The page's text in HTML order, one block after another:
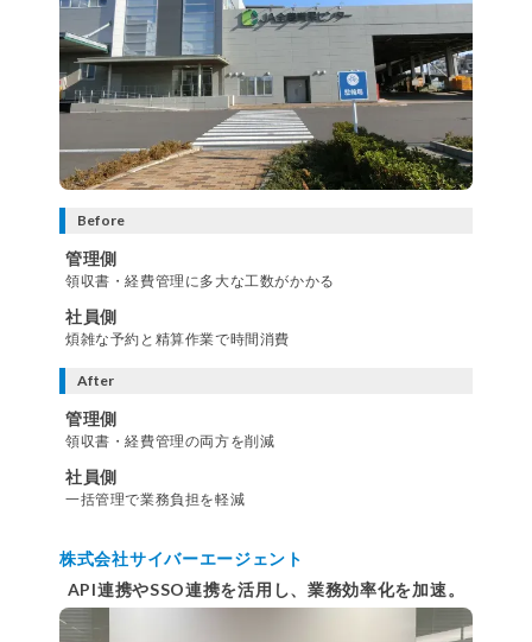
Before
管理側
領収書・経費管理に多大な工数がかかる
社員側
煩雑な予約と精算作業で時間消費
After
管理側
領収書・経費管理の両方を削減
社員側
一括管理で業務負担を軽減
株式会社サイバーエージェント
API連携やSSO連携を活用し、業務効率化を加速。